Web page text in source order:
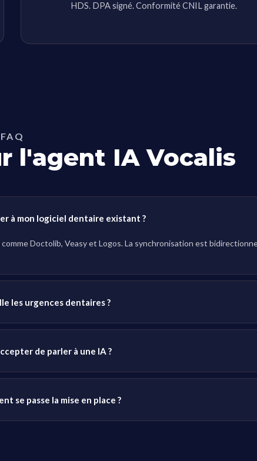
HDS. DPA signé. Conformité CNIL garantie.
FAQ
l'agent IA Vocalis
à mon logiciel dentaire existant ?
Doctolib, Veasy et Logos. La synchronisation est
les urgences dentaires ?
de parler à une IA ?
se passe la mise en place ?